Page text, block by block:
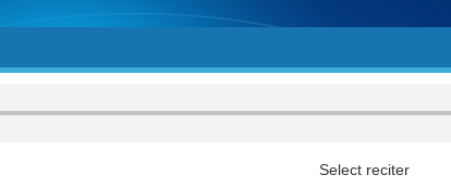
Select reciter